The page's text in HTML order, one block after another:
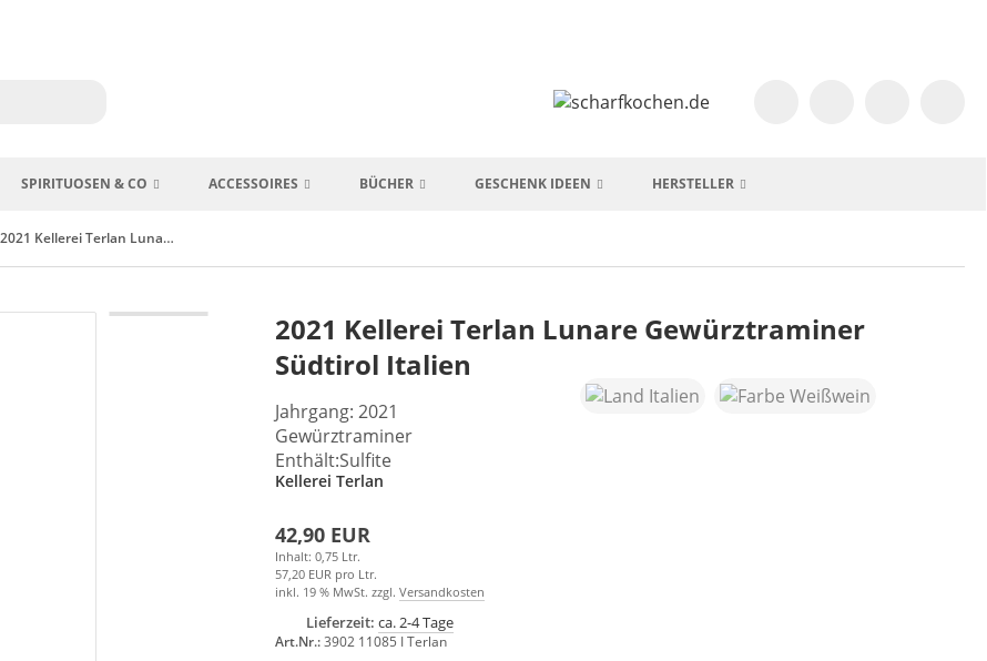
SPIRITUOSEN & CO ACCESSOIRES BÜCHER GESCHENK IDEEN HERSTELLER
2021 Kellerei Terlan Lunare Gewürztraminer Südtirol Italien
2021 Kellerei Terlan Lunare Gewürztraminer
Südtirol Italien
Jahrgang: 2021
Gewürztraminer
Enthält:Sulfite
Kellerei Terlan
42,90 EUR
Inhalt: 0,75 Ltr.
57,20 EUR pro Ltr.
inkl. 19 % MwSt. zzgl. Versandkosten
Lieferzeit: ca. 2-4 Tage
Art.Nr.:3902 11085 I Terlan